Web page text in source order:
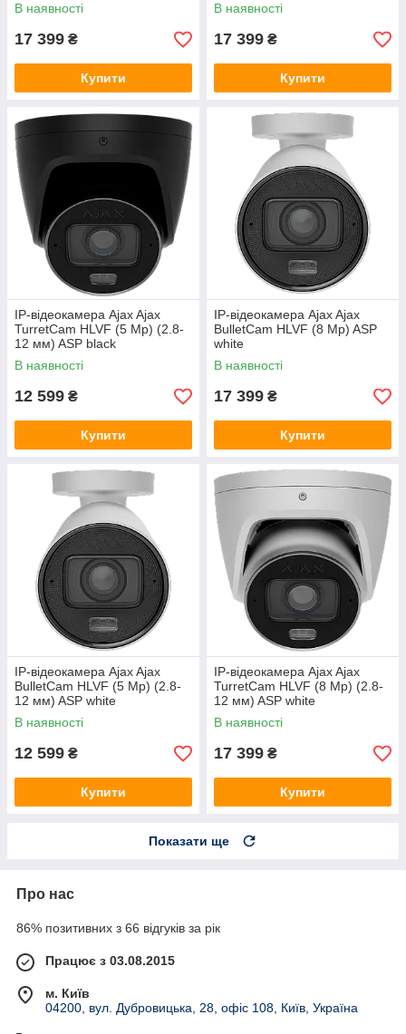
В наявності
17 399 ₴
Купити
В наявності
17 399 ₴
Купити
IP-відеокамера Ajax Ajax
TurretCam HLVF (5 Mp) (2.8-
12 мм) ASP black
В наявності
12 599 ₴
Купити
IP-відеокамера Ajax Ajax
BulletCam HLVF (8 Mp) ASP
white
В наявності
17 399 ₴
Купити
IP-відеокамера Ajax Ajax
BulletCam HLVF (5 Mp) (2.8-
12 мм) ASP white
В наявності
12 599 ₴
Купити
IP-відеокамера Ajax Ajax
TurretCam HLVF (8 Mp) (2.8-
12 мм) ASP white
В наявності
17 399 ₴
Купити
Показати ще
Про нас
86% позитивних з 66 відгуків за рік
Працює з 03.08.2015
м. Київ
04200, вул. Дубровицька, 28, офіс 108, Київ, Україна